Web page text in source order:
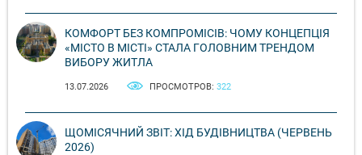
КОМФОРТ БЕЗ КОМПРОМІСІВ: ЧОМУ КОНЦЕПЦІЯ
«МІСТО В МІСТІ» СТАЛА ГОЛОВНИМ ТРЕНДОМ
ВИБОРУ ЖИТЛА
13.07.2026 ПРОСМОТРОВ: 322
ЩОМІСЯЧНИЙ ЗВІТ: ХІД БУДІВНИЦТВА (ЧЕРВЕНЬ
2026)